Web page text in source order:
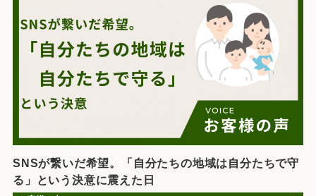
SNSが繋いだ希望。「自分たちの地域は自分たちで守
る」という決意に震えた日